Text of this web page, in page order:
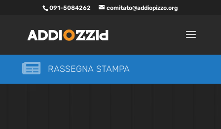
091-5084262 comitato@addiopizzo.org
 RASSEGNA STAMPA